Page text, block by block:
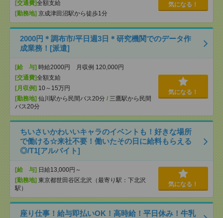
[交通費]全額支給
[勤務地] 京成津田沼駅から徒歩1分
気になる！
2000円＊調布市/平日週3日＊研究機関でのデータ作
成業務！[派遣]
[給 与] 時給2000円 月収例 120,000円
[交通費]全額支給
[月収例] 10～15万円
[勤務地] 仙川駅から民間バス20分 / 三鷹駅から民間
バス20分
気になる！
ちいさいかわいいキャラのイベントも！好きな場所
で働ける☆来社不要！働いたその日に給料もらえる
◎/T1[アルバイト]
[給 与] 日給13,000円～
[勤務地] 東京都世田谷区北沢（最寄り駅：下北沢
駅）
気になる！
座り仕事！給与即払いOK！高時給！平日休み！牛乳